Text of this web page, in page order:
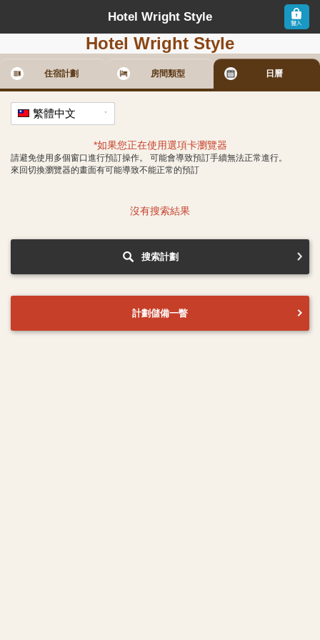
Hotel Wright Style
Hotel Wright Style
住宿計劃 房間類型 日曆
繁體中文
*如果您正在使用選項卡瀏覽器
請避免使用多個窗口進行預訂操作。 可能會導致預訂手續無法正常進行。
來回切換瀏覽器的畫面有可能導致不能正常的預訂
沒有搜索結果
搜索計劃
計劃儲備一瞥